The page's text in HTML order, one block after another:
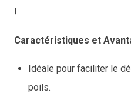
!
Caractéristiques et
Idéale pour faciliter le
poils.